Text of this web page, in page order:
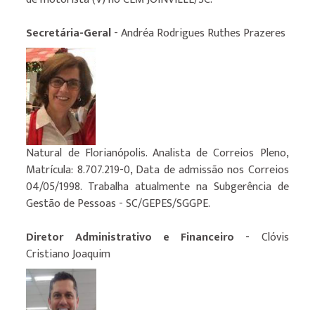
Secretária-Geral- Andréa Rodrigues Ruthes Prazeres
Natural de Florianópolis. Analista de Correios Pleno,
Matrícula: 8.707.219-0, Data de admissão nos Correios
04/05/1998. Trabalha atualmente na Subgerência de
Gestão de Pessoas - SC/GEPES/SGGPE.
Diretor Administrativo e Financeiro - Clóvis
Cristiano Joaquim